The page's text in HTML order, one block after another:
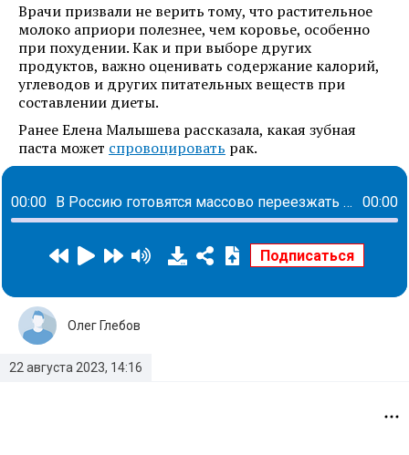
Врачи призвали не верить тому, что растительное
молоко априори полезнее, чем коровье, особенно
при похудении. Как и при выборе других
продуктов, важно оценивать содержание калорий,
углеводов и других питательных веществ при
составлении диеты.
Ранее Елена Малышева рассказала, какая зубная
паста может спровоцировать рак.
00:00 В Россию готовятся массово переезжать африканцы 00:00
22 августа 2023, 14:16
Олег Глебов